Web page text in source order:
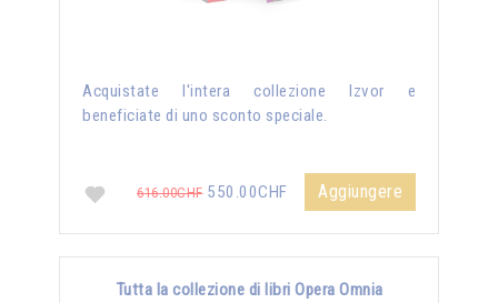
Acquistate l'intera collezione Izvor e
beneficiate di uno sconto speciale.
616.00CHF550.00CHF Aggiungere
Tutta la collezione di libri Opera Omnia